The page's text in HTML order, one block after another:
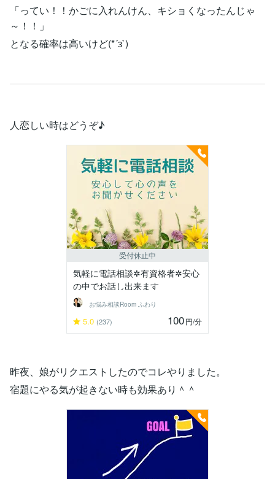
「ってい！！かごに入れんけん、キショくなったんじゃ
～！！」
となる確率は高いけど(*´з`)
人恋しい時はどうぞ♪
受付休止中
気軽に電話相談✲有資格者✲安心
の中でお話し出来ます
‪‬お悩み相談Room‪ ふわり
5.0 (237) 100円/分
昨夜、娘がリクエストしたのでコレやりました。
宿題にやる気が起きない時も効果あり＾＾